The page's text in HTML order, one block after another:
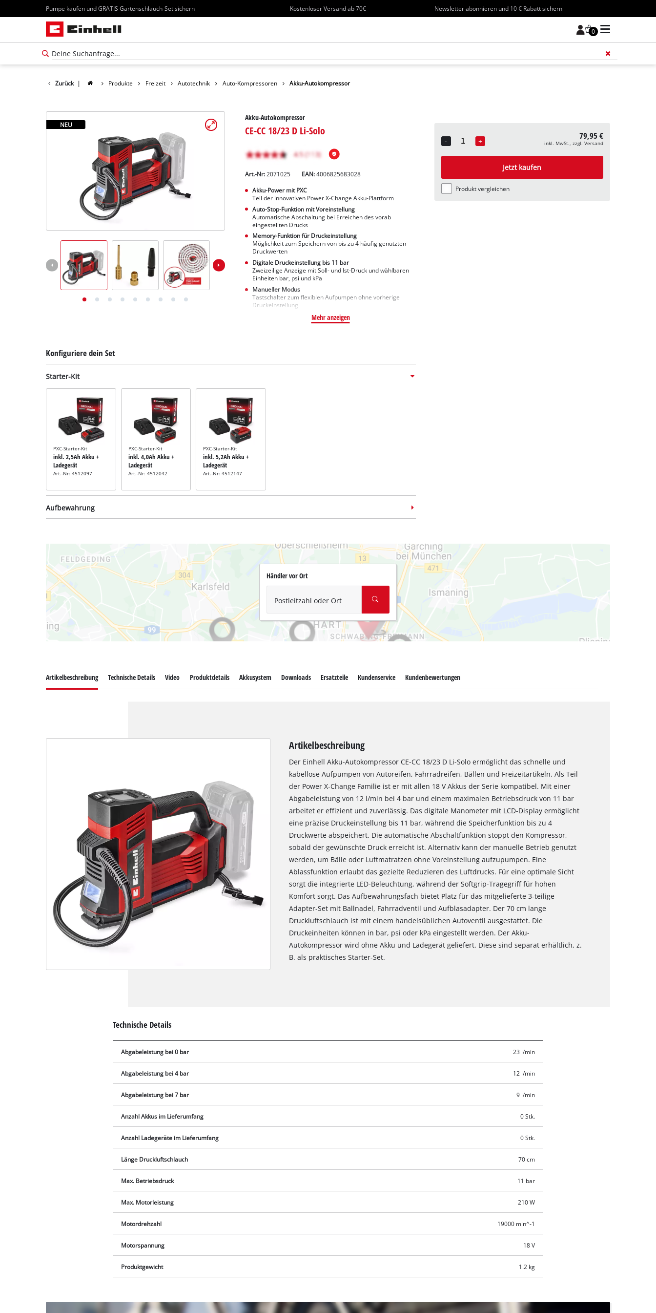
Pumpe kaufen und GRATIS Gartenschlauch-Set sichern Kostenloser Versand ab 70€ Newsletter abonnieren und 10 € Rabatt sichern
0
Zurück | Produkte Freizeit Autotechnik Auto-Kompressoren Akku-Autokompressor
NEU
Akku-Autokompressor
CE-CC 18/23 D Li-Solo
Art.-Nr: 2071025 EAN:4006825683028
Akku-Power mit PXC
Teil der innovativen Power X-Change Akku-Plattform
Auto-Stop-Funktion mit Voreinstellung
Automatische Abschaltung bei Erreichen des vorab
eingestellten Drucks
Memory-Funktion für Druckeinstellung
Möglichkeit zum Speichern von bis zu 4 häufig genutzten
Druckwerten
Digitale Druckeinstellung bis 11 bar
Zweizeilige Anzeige mit Soll- und Ist-Druck und wählbaren
Einheiten bar, psi und kPa
Manueller Modus
Tastschalter zum flexiblen Aufpumpen ohne vorherige
Druckeinstellung
Mehr anzeigen
Konfiguriere dein Set
Starter-Kit
PXC-Starter-Kit
inkl. 2,5Ah Akku +
Ladegerät
Art.-Nr: 4512097
PXC-Starter-Kit
inkl. 4,0Ah Akku +
Ladegerät
Art.-Nr: 4512042
PXC-Starter-Kit
inkl. 5,2Ah Akku +
Ladegerät
Art.-Nr: 4512147
Aufbewahrung
Systemkoffer
inkl. E-Case M
Art.-Nr: 4540021
inkl. E-Case L
Art.-Nr: 4540014
inkl. E-Case Tower
Art.-Nr: 4540015
-
Quantity
+ 79,95 €
inkl. MwSt., zzgl. Versand
Jetzt kaufen
Produkt vergleichen
Händler vor Ort
Postleitzahl oder Ort
Google Maps laden zu können!
the site with their CMP to add this content
Artikelbeschreibung Technische Details Video Produktdetails Akkusystem Downloads Ersatzteile Kundenservice Kundenbewertungen
Artikelbeschreibung
Der Einhell Akku-Autokompressor CE-CC 18/23 D Li-Solo ermöglicht das schnelle und
kabellose Aufpumpen von Autoreifen, Fahrradreifen, Bällen und Freizeitartikeln. Als Teil
der Power X-Change Familie ist er mit allen 18 V Akkus der Serie kompatibel. Mit einer
Abgabeleistung von 12 l/min bei 4 bar und einem maximalen Betriebsdruck von 11 bar
arbeitet er effizient und zuverlässig. Das digitale Manometer mit LCD-Display ermöglicht
eine präzise Druckeinstellung bis 11 bar, während die Speicherfunktion bis zu 4
Druckwerte abspeichert. Die automatische Abschaltfunktion stoppt den Kompressor,
sobald der gewünschte Druck erreicht ist. Alternativ kann der manuelle Betrieb genutzt
werden, um Bälle oder Luftmatratzen ohne Voreinstellung aufzupumpen. Eine
Ablassfunktion erlaubt das gezielte Reduzieren des Luftdrucks. Für eine optimale Sicht
sorgt die integrierte LED-Beleuchtung, während der Softgrip-Tragegriff für hohen
Komfort sorgt. Das Aufbewahrungsfach bietet Platz für das mitgelieferte 3-teilige
Adapter-Set mit Ballnadel, Fahrradventil und Aufblasadapter. Der 70 cm lange
Druckluftschlauch ist mit einem handelsüblichen Autoventil ausgestattet. Die
Druckeinheiten können in bar, psi oder kPa eingestellt werden. Der Akku-
Autokompressor wird ohne Akku und Ladegerät geliefert. Diese sind separat erhältlich, z.
B. als praktisches Starter-Set.
Technische Details
Abgabeleistung bei 0 bar 23 l/min
Abgabeleistung bei 4 bar 12 l/min
Abgabeleistung bei 7 bar 9 l/min
Anzahl Akkus im Lieferumfang 0 Stk.
Anzahl Ladegeräte im Lieferumfang 0 Stk.
Länge Druckluftschlauch 70 cm
Max. Betriebsdruck 11 bar
Max. Motorleistung 210 W
Motordrehzahl 19000 min^-1
Motorspannung 18 V
Produktgewicht 1.2 kg